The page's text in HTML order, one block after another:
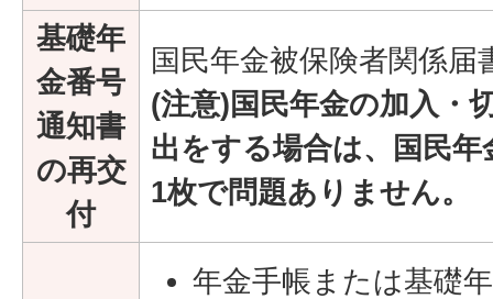
基礎年
金番号
通知書
の再交
付
国民年金被保険者関係届
(注意)国民年金の加入・
出をする場合は、国民
1枚で問題ありません。
年金手帳または基礎